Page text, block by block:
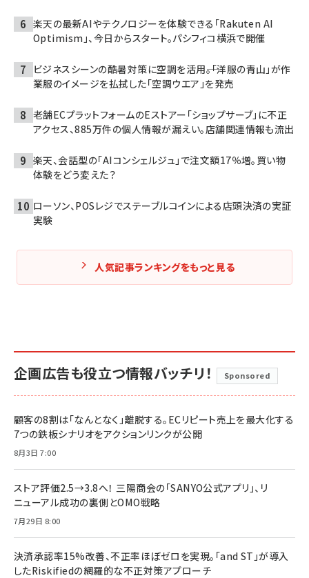
楽天の最新AIやテクノロジーを体験できる「Rakuten AI
Optimism」、今日からスタート。パシフィコ横浜で開催
ビジネスシーンの酷暑対策に空調を活用――。「洋服の青山」が作
業服のイメージを払拭した「空調ウエア」を発売
老舗ECプラットフォームのEストアー「ショップサーブ」に不正
アクセス、885万件の個人情報が漏えい。店舗関連情報も流出
楽天、会話型の「AIコンシェルジュ」で注文額17％増。買い物
体験をどう変えた？
ローソン、POSレジでステーブルコインによる店頭決済の実証
実験
人気記事ランキングをもっと見る
企画広告も役立つ情報バッチリ！ Sponsored
顧客の8割は「なんとなく」離脱する。ECリピート売上を最大化する
7つの鉄板シナリオをアクションリンクが公開
8月3日 7:00
ストア評価2.5→3.8へ！ 三陽商会の「SANYO公式アプリ」、リ
ニューアル成功の裏側とOMO戦略
7月29日 8:00
決済承認率15%改善、不正率ほぼゼロを実現。「and ST」が導入
したRiskifiedの網羅的な不正対策アプローチ